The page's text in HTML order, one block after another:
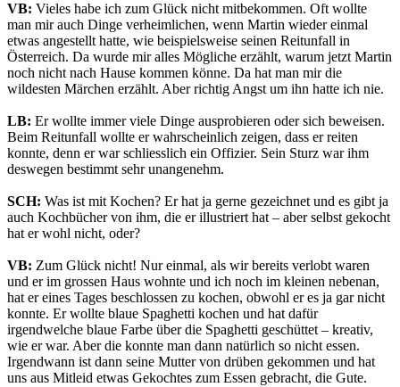
VB: Vieles habe ich zum Glück nicht mitbekommen. Oft wollte
man mir auch Dinge verheimlichen, wenn Martin wieder einmal
etwas angestellt hatte, wie beispielsweise seinen Reitunfall in
Österreich. Da wurde mir alles Mögliche erzählt, warum jetzt Martin
noch nicht nach Hause kommen könne. Da hat man mir die
wildesten Märchen erzählt. Aber richtig Angst um ihn hatte ich nie.
LB: Er wollte immer viele Dinge ausprobieren oder sich beweisen.
Beim Reitunfall wollte er wahrscheinlich zeigen, dass er reiten
konnte, denn er war schliesslich ein Offizier. Sein Sturz war ihm
deswegen bestimmt sehr unangenehm.
SCH: Was ist mit Kochen? Er hat ja gerne gezeichnet und es gibt ja
auch Kochbücher von ihm, die er illustriert hat – aber selbst gekocht
hat er wohl nicht, oder?
VB: Zum Glück nicht! Nur einmal, als wir bereits verlobt waren
und er im grossen Haus wohnte und ich noch im kleinen nebenan,
hat er eines Tages beschlossen zu kochen, obwohl er es ja gar nicht
konnte. Er wollte blaue Spaghetti kochen und hat dafür
irgendwelche blaue Farbe über die Spaghetti geschüttet – kreativ,
wie er war. Aber die konnte man dann natürlich so nicht essen.
Irgendwann ist dann seine Mutter von drüben gekommen und hat
uns aus Mitleid etwas Gekochtes zum Essen gebracht, die Gute.